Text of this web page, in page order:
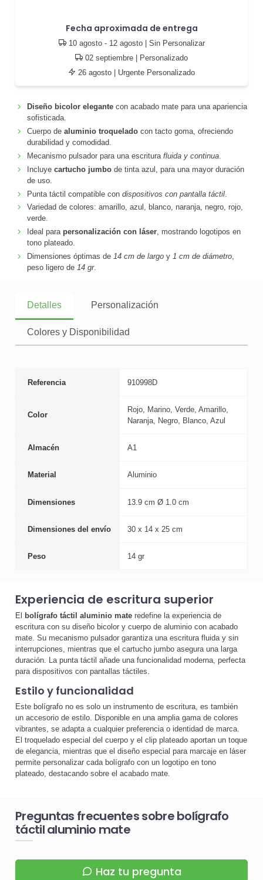
Fecha aproximada de entrega
10 agosto - 12 agosto| Sin Personalizar
02 septiembre | Personalizado
26 agosto | Urgente Personalizado
Diseño bicolor elegantecon acabado mate para una apariencia
sofisticada.
Cuerpo de aluminio troqueladocon tacto goma, ofreciendo
durabilidad y comodidad.
Mecanismo pulsador para una escritura fluida y continua.
Incluye cartucho jumbode tinta azul, para una mayor duración
de uso.
Punta táctil compatible con dispositivos con pantalla táctil.
Variedad de colores: amarillo, azul, blanco, naranja, negro, rojo,
verde.
Ideal para personalización con láser, mostrando logotipos en
tono plateado.
Dimensiones óptimas de 14 cm de largoy 1 cm de diámetro,
peso ligero de 14 gr.
Detalles Personalización
Colores y Disponibilidad
Referencia 910998D
Color
Rojo, Marino, Verde, Amarillo,
Naranja, Negro, Blanco, Azul
Almacén A1
Material Aluminio
Dimensiones 13.9 cm Ø 1.0 cm
Dimensiones del envío 30 x 14 x 25 cm
Peso 14 gr
Experiencia de escritura superior
El bolígrafo táctil aluminio mate redefine la experiencia de
escritura con su diseño bicolor y cuerpo de aluminio con acabado
mate. Su mecanismo pulsador garantiza una escritura fluida y sin
interrupciones, mientras que el cartucho jumbo asegura una larga
duración. La punta táctil añade una funcionalidad moderna, perfecta
para dispositivos con pantallas táctiles.
Estilo y funcionalidad
Este bolígrafo no es solo un instrumento de escritura, es también
un accesorio de estilo. Disponible en una amplia gama de colores
vibrantes, se adapta a cualquier preferencia o identidad de marca.
El troquelado especial del cuerpo y el clip plateado aportan un toque
de elegancia, mientras que el diseño especial para marcaje en láser
permite personalizar cada bolígrafo con un logotipo en tono
plateado, destacando sobre el acabado mate.
Preguntas frecuentes sobre bolígrafo
táctil aluminio mate
Haz tu pregunta